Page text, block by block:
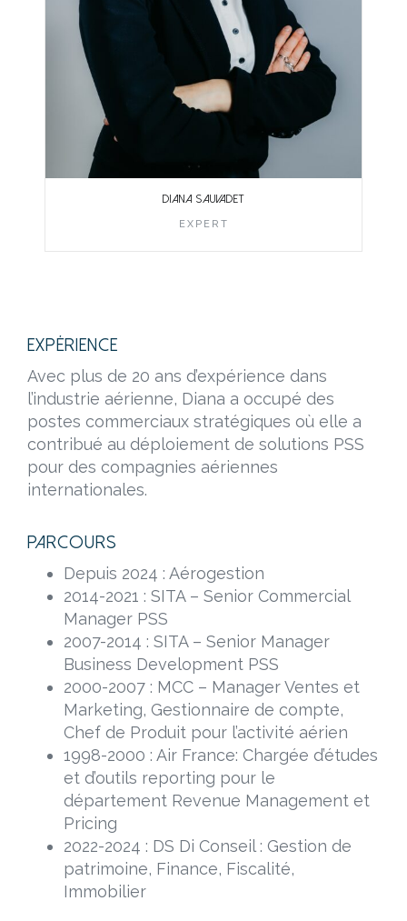
DIANA SAUVADET
EXPERT
Expérience
Avec plus de 20 ans d’expérience dans
l’industrie aérienne, Diana a occupé des
postes commerciaux stratégiques où elle a
contribué au déploiement de solutions PSS
pour des compagnies aériennes
internationales.
Parcours
Depuis 2024 : Aérogestion
2014-2021 : SITA – Senior Commercial
Manager PSS
2007-2014 : SITA – Senior Manager
Business Development PSS
2000-2007 : MCC – Manager Ventes et
Marketing, Gestionnaire de compte,
Chef de Produit pour l’activité aérien
1998-2000 : Air France: Chargée d’études
et d’outils reporting pour le
département Revenue Management et
Pricing
2022-2024 : DS Di Conseil : Gestion de
patrimoine, Finance, Fiscalité,
Immobilier